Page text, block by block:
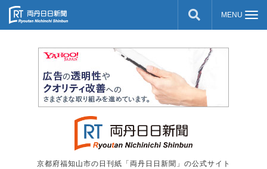
京都府福知山市の日刊紙「両丹日日新聞」の公式サイト